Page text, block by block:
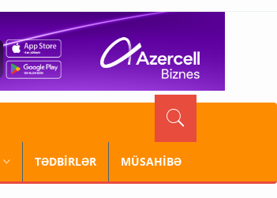
TƏDBİRLƏR MÜSAHİBƏ